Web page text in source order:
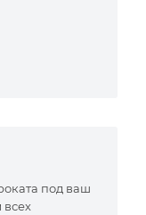
под ваш
всех